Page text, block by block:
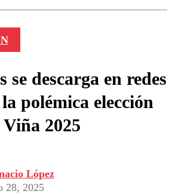
se descarga en redes
polémica elección
2025
López
28, 2025